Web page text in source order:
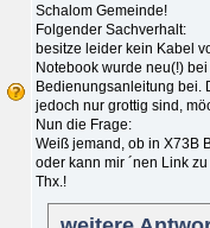
Schalom Gemeinde!
Folgender Sachverhalt:
besitze leider kein Kabel
Notebook wurde neu(!)
Bedienungsanleitung bei.
jedoch nur grottig sind,
Nun die Frage:
Weiß jemand, ob in X73B
oder kann mir ´nen Link
Thx.!